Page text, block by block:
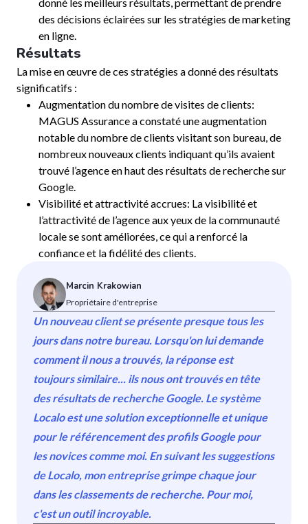
des décisions éclairées sur les stratégies de marketing
en ligne.
Résultats
La mise en œuvre de ces stratégies a donné des résultats
significatifs :
Augmentation du nombre de visites de clients:
MAGUS Assurance a constaté une augmentation
notable du nombre de clients visitant son bureau, de
nombreux nouveaux clients indiquant qu’ils avaient
trouvé l’agence en haut des résultats de recherche sur
Google.
Visibilité et attractivité accrues: La visibilité et
l’attractivité de l’agence aux yeux de la communauté
locale se sont améliorées, ce qui a renforcé la
confiance et la fidélité des clients.
Marcin Krakowian
Propriétaire d'entreprise
Un nouveau client se présente presque tous les
jours dans notre bureau. Lorsqu'on lui demande
comment il nous a trouvés, la réponse est
toujours similaire... ils nous ont trouvés en tête
des résultats de recherche Google. Le système
Localo est une solution exceptionnelle et unique
pour le référencement des profils Google pour
les novices comme moi. En suivant les suggestions
de Localo, mon entreprise grimpe chaque jour
dans les classements de recherche. Pour moi,
c'est un outil incroyable.